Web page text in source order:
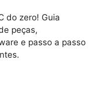
do zero! Guia
peças,
e passo a passo